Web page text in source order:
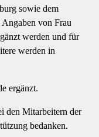
sowie dem
von Frau
werden und für
werden in
ergänzt.
den Mitarbeitern der
bedanken.